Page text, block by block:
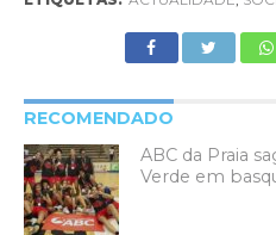
RECOMENDADO
ABC da Praia
Verde em